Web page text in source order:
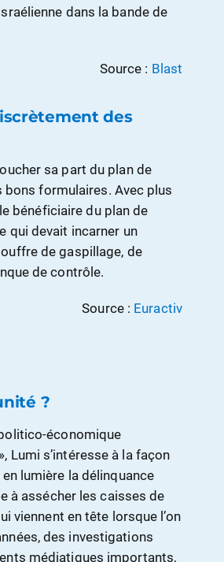
dans la bande de
Source : Blast
des
sa part du plan de
bons formulaires. Avec plus
bénéficiaire du plan de
qui devait incarner un
de gaspillage, de
de contrôle.
Source : Euractiv
?
économique
Lumi s’intéresse à la façon
lumière la délinquance
à assécher les caisses de
viennent en tête lorsque l’on
des investigations
médiatiques importants,